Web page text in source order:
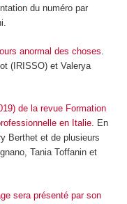
du numéro par
anormal des choses
(IRISSO) et Valerya
de la revue Formation
en Italie. En
Berthet et de plusieurs
Tania Toffanin et
sera présenté par son